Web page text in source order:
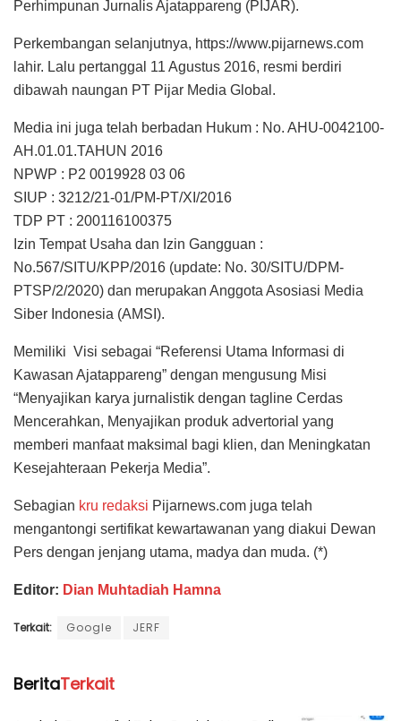
Perhimpunan Jurnalis Ajatappareng (PIJAR).
Perkembangan selanjutnya, https://www.pijarnews.com
lahir. Lalu pertanggal 11 Agustus 2016, resmi berdiri
dibawah naungan PT Pijar Media Global.
Media ini juga telah berbadan Hukum : No. AHU-0042100-
AH.01.01.TAHUN 2016
NPWP : P2 0019928 03 06
SIUP : 3212/21-01/PM-PT/XI/2016
TDP PT : 200116100375
Izin Tempat Usaha dan Izin Gangguan :
No.567/SITU/KPP/2016 (update: No. 30/SITU/DPM-
PTSP/2/2020) dan merupakan Anggota Asosiasi Media
Siber Indonesia (AMSI).
Memiliki Visi sebagai “Referensi Utama Informasi di
Kawasan Ajatappareng” dengan mengusung Misi
“Menyajikan karya jurnalistik dengan tagline Cerdas
Mencerahkan, Menyajikan produk advertorial yang
memberi manfaat maksimal bagi klien, dan Meningkatan
Kesejahteraan Pekerja Media”.
Sebagian kru redaksi Pijarnews.com juga telah
mengantongi sertifikat kewartawanan yang diakui Dewan
Pers dengan jenjang utama, madya dan muda. (*)
Editor: Dian Muhtadiah Hamna
Terkait: Google JERF
BeritaTerkait